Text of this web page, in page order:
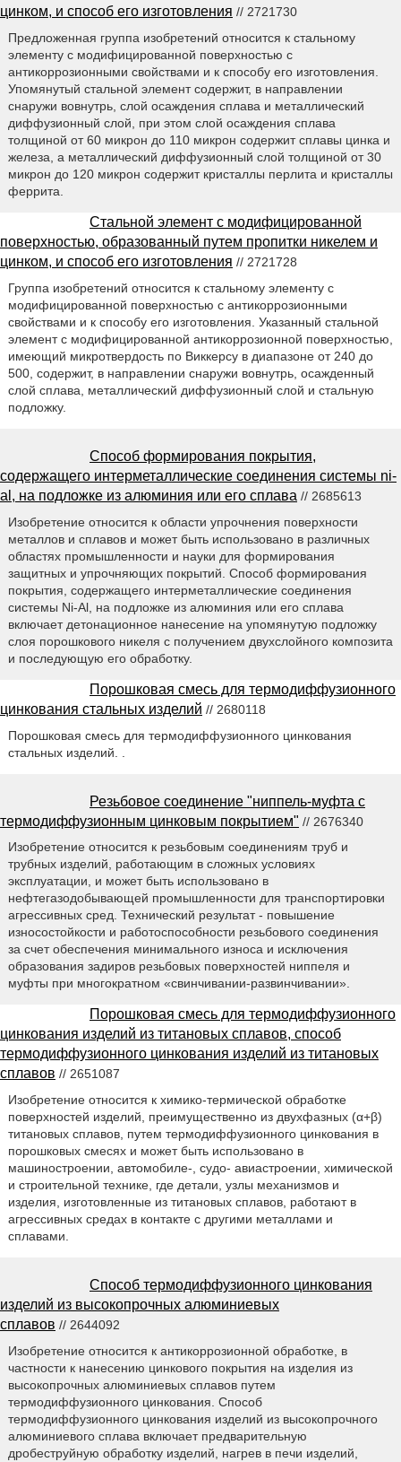
цинком, и способ его изготовления // 2721730
Предложенная группа изобретений относится к стальному
элементу с модифицированной поверхностью с
антикоррозионными свойствами и к способу его изготовления.
Упомянутый стальной элемент содержит, в направлении
снаружи вовнутрь, слой осаждения сплава и металлический
диффузионный слой, при этом слой осаждения сплава
толщиной от 60 микрон до 110 микрон содержит сплавы цинка и
железа, а металлический диффузионный слой толщиной от 30
микрон до 120 микрон содержит кристаллы перлита и кристаллы
феррита.
Стальной элемент с модифицированной
поверхностью, образованный путем пропитки никелем и
цинком, и способ его изготовления // 2721728
Группа изобретений относится к стальному элементу с
модифицированной поверхностью с антикоррозионными
свойствами и к способу его изготовления. Указанный стальной
элемент с модифицированной антикоррозионной поверхностью,
имеющий микротвердость по Виккерсу в диапазоне от 240 до
500, содержит, в направлении снаружи вовнутрь, осажденный
слой сплава, металлический диффузионный слой и стальную
подложку.
Способ формирования покрытия,
содержащего интерметаллические соединения системы ni-
al, на подложке из алюминия или его сплава // 2685613
Изобретение относится к области упрочнения поверхности
металлов и сплавов и может быть использовано в различных
областях промышленности и науки для формирования
защитных и упрочняющих покрытий. Способ формирования
покрытия, содержащего интерметаллические соединения
системы Ni-Al, на подложке из алюминия или его сплава
включает детонационное нанесение на упомянутую подложку
слоя порошкового никеля с получением двухслойного композита
и последующую его обработку.
Порошковая смесь для термодиффузионного
цинкования стальных изделий // 2680118
Порошковая смесь для термодиффузионного цинкования
стальных изделий. .
Резьбовое соединение "ниппель-муфта с
термодиффузионным цинковым покрытием" // 2676340
Изобретение относится к резьбовым соединениям труб и
трубных изделий, работающим в сложных условиях
эксплуатации, и может быть использовано в
нефтегазодобывающей промышленности для транспортировки
агрессивных сред. Технический результат - повышение
износостойкости и работоспособности резьбового соединения
за счет обеспечения минимального износа и исключения
образования задиров резьбовых поверхностей ниппеля и
муфты при многократном «свинчивании-развинчивании».
Порошковая смесь для термодиффузионного
цинкования изделий из титановых сплавов, способ
термодиффузионного цинкования изделий из титановых
сплавов // 2651087
Изобретение относится к химико-термической обработке
поверхностей изделий, преимущественно из двухфазных (α+β)
титановых сплавов, путем термодиффузионного цинкования в
порошковых смесях и может быть использовано в
машиностроении, автомобиле-, судо- авиастроении, химической
и строительной технике, где детали, узлы механизмов и
изделия, изготовленные из титановых сплавов, работают в
агрессивных средах в контакте с другими металлами и
сплавами.
Способ термодиффузионного цинкования
изделий из высокопрочных алюминиевых
сплавов // 2644092
Изобретение относится к антикоррозионной обработке, в
частности к нанесению цинкового покрытия на изделия из
высокопрочных алюминиевых сплавов путем
термодиффузионного цинкования. Способ
термодиффузионного цинкования изделий из высокопрочного
алюминиевого сплава включает предварительную
дробеструйную обработку изделий, нагрев в печи изделий,